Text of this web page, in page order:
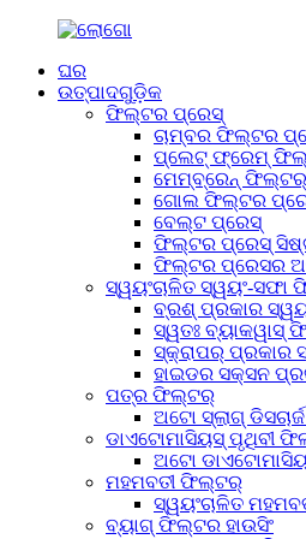
ଘର
ଉତ୍ପାଦଗୁଡ଼ିକ
ଫିଲ୍ଟର ପ୍ରେସ୍
ଚାମ୍ବର ଫିଲ୍ଟର
ପ୍ଲେଟ୍ ଫ୍ରେମ୍
ମେମ୍ବ୍ରେନ୍
ଗୋଲ ଫିଲ୍ଟର
ବେଲ୍ଟ ପ୍ରେସ୍
ଫିଲ୍ଟର ପ୍ରେସ୍
ଫିଲ୍ଟର ପ୍ରେସର
ସ୍ୱୟଂଚାଳିତ ସ୍ୱୟଂ-ସଫା
ବ୍ରଶ୍ ପ୍ରକାର
ସ୍ୱତଃ ବ୍ୟାକୱାସ୍
ସ୍କ୍ରାପର୍ ପ୍ରକାର
ହାଇଡର ସକ୍ସନ
ପତ୍ର ଫିଲ୍ଟର୍
ଅଟୋ ସ୍ଲାଗ୍
ଡାଏଟୋମାସିୟସ୍ ପୃଥିବୀ
ଅଟୋ
ମହମବତୀ ଫିଲ୍ଟର୍
ସ୍ୱୟଂଚାଳିତ
ବ୍ୟାଗ୍ ଫିଲ୍ଟର ହାଉସିଂ